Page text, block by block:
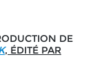
DE
, ÉDITÉ PAR